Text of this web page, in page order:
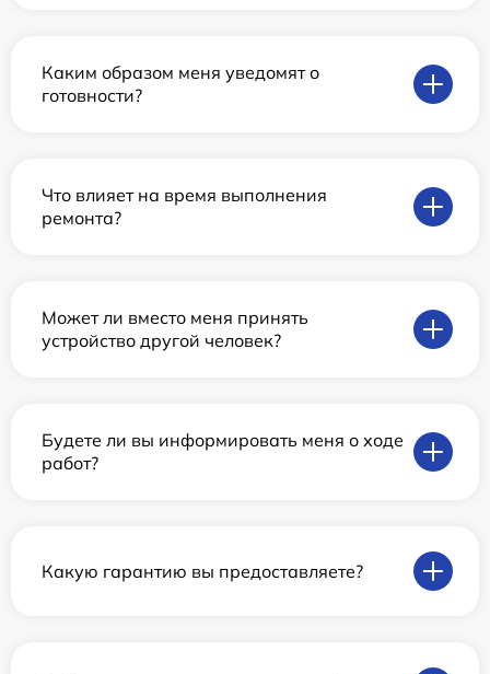
Каким образом меня уведомят о
готовности?
Что влияет на время выполнения
ремонта?
Может ли вместо меня принять
устройство другой человек?
Будете ли вы информировать меня о ходе
работ?
Какую гарантию вы предоставляете?